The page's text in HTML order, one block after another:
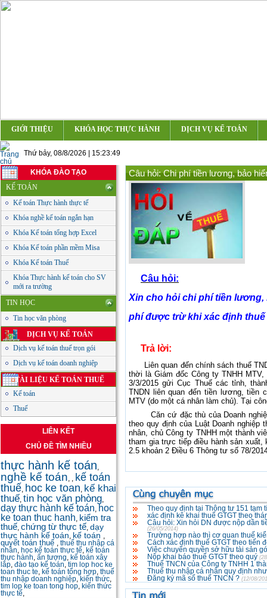
GIỚI THIỆU KHÓA HỌC THỰC HÀNH DỊCH VỤ KẾ TOÁN
Thứ bảy, 08/8/2026 | 15:23:49
KHÓA ĐÀO TẠO
KẾ TOÁN
Kế toán Thực hành thực tế
Khóa nghề kế toán ngắn hạn
Khóa Kế toán tổng hợp Excel
Khóa Kế toán phần mềm Misa
Khóa Kế toán Thuế
Khóa Thực hành kế toán cho SV
mới ra trường
TIN HỌC
Tin học văn phòng
DỊCH VỤ KẾ TOÁN
Dịch vụ kế toán thuế trọn gói
Dịch vụ kế toán doanh nghiệp
TÀI LIỆU KẾ TOÁN THUẾ
Kế toán
Thuế
LIÊN KẾT
CHỦ ĐỀ TÌM NHIỀU
thực hành kế toán,
nghề kế toán, , kế toán
thuế, hoc ke toan, kế khai
thuế, tin học văn phòng,
dạy thực hành kế toán, hoc
ke toan thuc hanh, kiểm tra
thuế, chứng từ thực tế, dạy
thực hành kế toán, kế toán ,
quyết toán thuế , thuế thu nhập cá
nhân, học kế toán thực tế, kế toán
thực hành, ấn tượng, kế toán xây
lắp, đào tạo kế toán, tim lop hoc ke
toan thuc te, kế toán tổng hợp, thuế
thu nhập doanh nghiệp, kiến thức,
tim lop ke toan tong hop, kiến thức
thực tế,
Câu hỏi: Chi phí tiền lương, bảo
Câu hỏi:
Xin cho hỏi chi phí tiền
phí được trừ khi xác định
Trả lời:
Liên quan đến chính sách thuế
thời là Giám đốc Công ty TNHH MTV,
3/3/2015 gửi Cục Thuế các tỉnh,
TNDN liên quan đến tiền lương, tiền
MTV (do một cá nhân làm chủ). Tại
Căn cứ đặc thù của Doanh nghiệp
theo quy định của Luật Doanh
nhân, chủ Công ty TNHH một thành
tham gia trực tiếp điều hành sản xuất,
2.5 khoản 2 Điều 6 Thông tư số 78/
Theo quy định tại Thông tư 151 tạm
xác định kê khai thuế GTGT theo
Câu hỏi: Xin hỏi DN được nộp dần
(26/05/2014)
Trường hợp nào thì cơ quan thuế
Cách xác định thuế GTGT theo tiến
Việc chuyển quyền sở hữu tài sản
Nộp khai báo thuế GTGT theo quý
Thuế TNCN của Công ty TNHH 1
Thuế thu nhập cá nhân quy định
Đăng ký mã số thuế TNCN ? (12/08/